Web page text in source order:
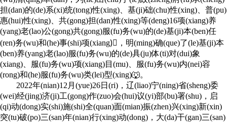
担(dan)的(de)系(xi)统(tong)性(xing)、基(ji)础(chu)性(xing)、普(pu)
惠(hui)性(xing)、共(gong)担(dan)性(xing)等(deng)16项(xiang)养
(yang)老(lao)公(gong)共(gong)服(fu)务(wu)的(de)基(ji)本(ben)任
(ren)务(wu)和(he)事(shi)项(xiang)🏿，明(ming)确(que)了(le)基(ji)本
(ben)养(yang)老(lao)服(fu)务(wu)的(de)具(ju)体(ti)对(dui)象
(xiang)、服(fu)务(wu)项(xiang)目(mu)、服(fu)务(wu)内(nei)容
(rong)和(he)服(fu)务(wu)类(lei)型(xing)🐺。
2022年(nian)12月(yue)26日(ri)，辽(liao)宁(ning)省(sheng)委
(wei)经(jing)济(ji)工(gong)作(zuo)会(hui)议(yi)部(bu)署(shu)，启
(qi)动(dong)实(shi)施(shi)全(quan)面(mian)振(zhen)兴(xing)新(xin)
突(tu)破(po)三(san)年(nian)行(xing)动(dong)，大(da)干(gan)三(san)